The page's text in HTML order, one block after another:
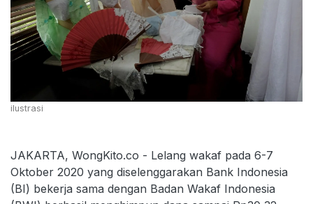
ilustrasi
JAKARTA, WongKito.co - Lelang wakaf pada 6-7
Oktober 2020 yang diselenggarakan Bank Indonesia
(BI) bekerja sama dengan Badan Wakaf Indonesia